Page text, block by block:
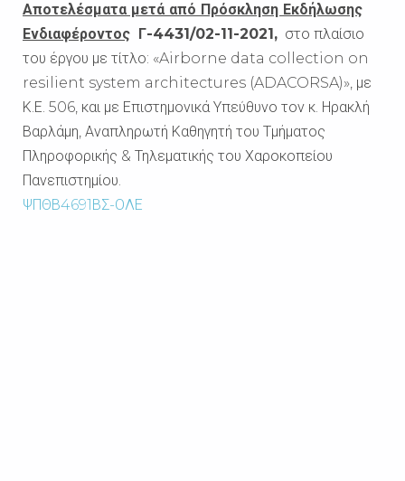
Αποτελέσματα μετά από Πρόσκληση Εκδήλωσης
Ενδιαφέροντος Γ-4431/02-11-2021, στο πλαίσιο
του έργου με τίτλο: «Airborne data collection on
resilient system architectures (ADACORSA)», με
Κ.Ε. 506, και με Επιστημονικά Υπεύθυνο τον κ. Ηρακλή
Βαρλάμη, Αναπληρωτή Καθηγητή του Τμήματος
Πληροφορικής & Τηλεματικής του Χαροκοπείου
Πανεπιστημίου.
ΨΠΘΒ4691ΒΣ-ΟΛΕ